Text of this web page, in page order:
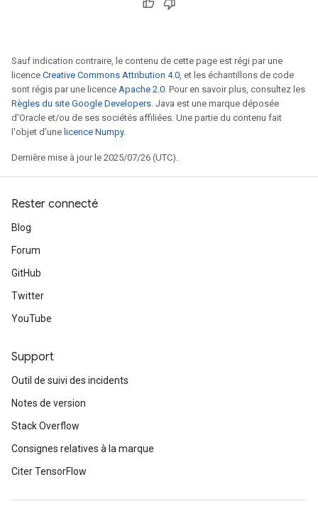
Sauf indication contraire, le contenu de cette page est régi par une
licence Creative Commons Attribution 4.0, et les échantillons de code
sont régis par une licence Apache 2.0. Pour en savoir plus, consultez les
Règles du site Google Developers. Java est une marque déposée
d'Oracle et/ou de ses sociétés affiliées. Une partie du contenu fait
l'objet d'une licence Numpy.
Dernière mise à jour le 2025/07/26 (UTC).
Rester connecté
Blog
Forum
GitHub
Twitter
YouTube
Support
Outil de suivi des incidents
Notes de version
Stack Overflow
Consignes relatives à la marque
Citer TensorFlow